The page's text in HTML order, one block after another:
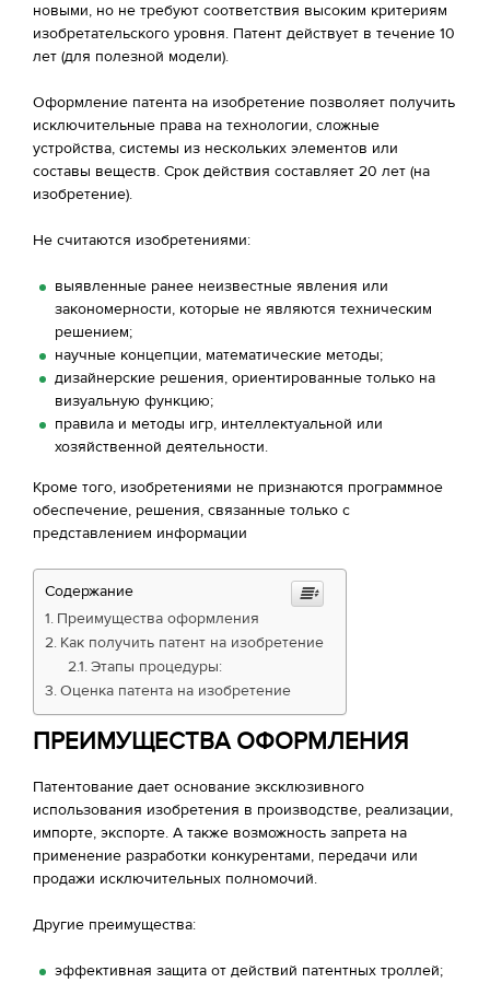
новыми, но не требуют соответствия высоким критериям
изобретательского уровня. Патент действует в течение 10
лет (для полезной модели).
Оформление патента на изобретение позволяет получить
исключительные права на технологии, сложные
устройства, системы из нескольких элементов или
составы веществ. Срок действия составляет 20 лет (на
изобретение).
Не считаются изобретениями:
выявленные ранее неизвестные явления или
закономерности, которые не являются техническим
решением;
научные концепции, математические методы;
дизайнерские решения, ориентированные только на
визуальную функцию;
правила и методы игр, интеллектуальной или
хозяйственной деятельности.
Кроме того, изобретениями не признаются программное
обеспечение, решения, связанные только с
представлением информации
Содержание
Преимущества оформления
Как получить патент на изобретение
Этапы процедуры:
Оценка патента на изобретение
ПРЕИМУЩЕСТВА ОФОРМЛЕНИЯ
Патентование дает основание эксклюзивного
использования изобретения в производстве, реализации,
импорте, экспорте. А также возможность запрета на
применение разработки конкурентами, передачи или
продажи исключительных полномочий.
Другие преимущества:
эффективная защита от действий патентных троллей;